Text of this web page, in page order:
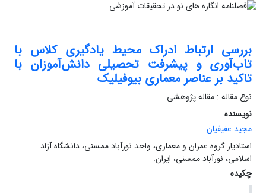
بررسی ارتباط ادراک محیط یادگیری کلاس با
تاب‌آوری و پیشرفت تحصیلی دانش‌آموزان با
تاکید بر عناصر معماری بیوفیلیک
نوع مقاله : مقاله پژوهشی
نویسنده
مجید عفیفیان
استادیار گروه عمران و معماری، واحد نورآباد ممسنی، دانشگاه آزاد
اسلامی، نورآباد ممسنی، ایران.
چکیده